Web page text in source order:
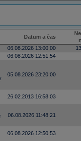
Datum a čas
06.08.2026 13:00:00
06.08.2026 12:51:54
05.08.2026 23:20:00
26.02.2013 16:58:03
06.08.2026 11:48:21
06.08.2026 12:50:53